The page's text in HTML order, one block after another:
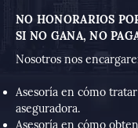
NO HONORARIOS
SI NO GANA, NO
​Nosotros nos
Asesoría en cómo
aseguradora.
Asesoría en cómo